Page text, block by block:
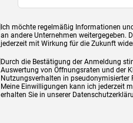
Ich möchte regelmäßig Informationen
an andere Unternehmen weitergegeben.
jederzeit mit Wirkung für die Zukunft
Durch die Bestätigung der Anmeldung
Auswertung von Öffnungsraten und der
Nutzungsverhalten in pseudonymisierter
Meine Einwilligungen kann ich jederzeit
erhalten Sie in unserer